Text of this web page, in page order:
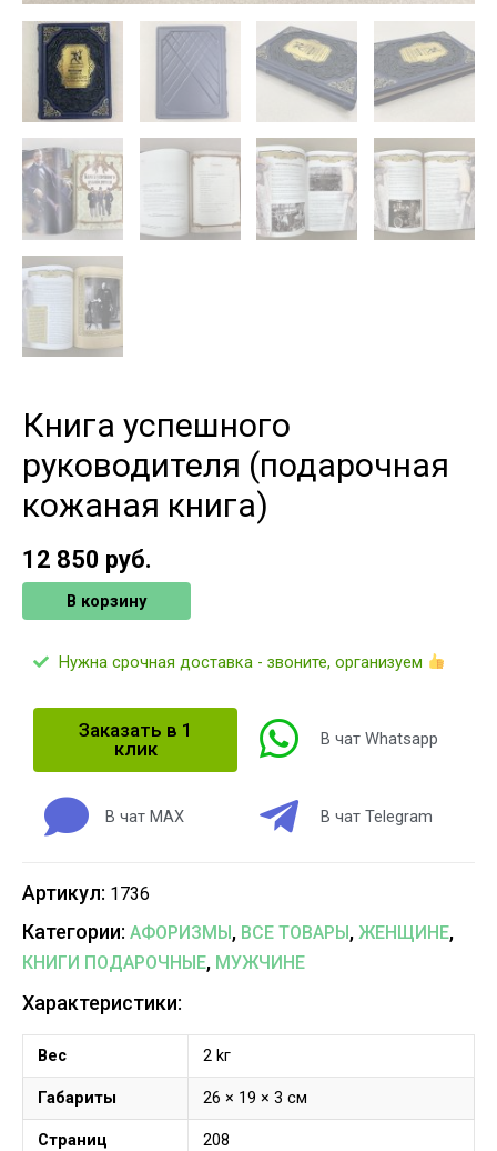
Книга успешного
руководителя (подарочная
кожаная книга)
12 850 руб.
В корзину
Нужна срочная доставка - звоните, организуем
Заказать в 1
клик
В чат Whatsapp
В чат MAX В чат Telegram
Артикул: 1736
Категории: АФОРИЗМЫ, ВСЕ ТОВАРЫ, ЖЕНЩИНЕ,
КНИГИ ПОДАРОЧНЫЕ, МУЖЧИНЕ
Характеристики:
Вес 2 kг
Габариты 26 × 19 × 3 см
Страниц 208